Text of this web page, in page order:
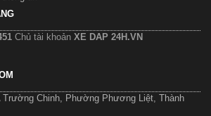
Chủ tài khoản XE DAP 24H.VN
Trường Chinh, Phường Phương Liệt, Thành